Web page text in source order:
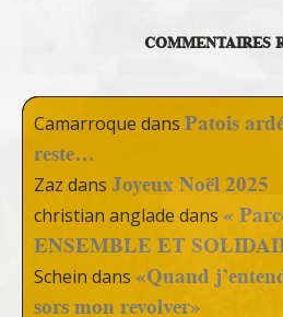
COMMENTAIRES
Camarroque dans Patois
reste…
Zaz dans Joyeux Noël 2025
christian anglade dans «
ENSEMBLE ET
Schein dans «Quand
sors mon revolver»